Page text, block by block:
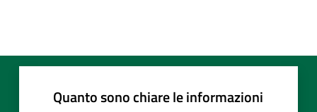
Quanto sono chiare le informazioni